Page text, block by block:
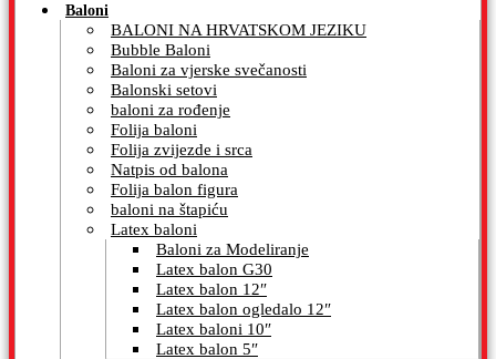
Baloni
BALONI NA HRVATSKOM JEZIKU
Bubble Baloni
Baloni za vjerske svečanosti
Balonski setovi
baloni za rođenje
Folija baloni
Folija zvijezde i srca
Natpis od balona
Folija balon figura
baloni na štapiću
Latex baloni
Baloni za Modeliranje
Latex balon G30
Latex balon 12″
Latex balon ogledalo 12″
Latex baloni 10″
Latex balon 5″